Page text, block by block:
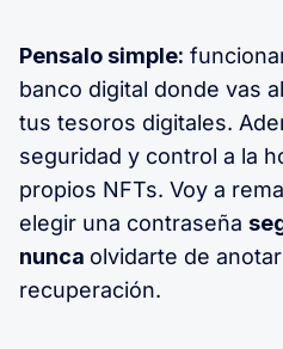
Pensalo simple:
banco digital donde vas
tus tesoros digitales.
seguridad y control a la
propios NFTs. Voy a
elegir una contraseña
nunca olvidarte de
recuperación.